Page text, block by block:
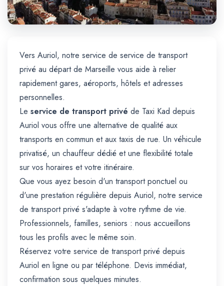
Vers Auriol, notre service de service de transport
privé au départ de Marseille vous aide à relier
rapidement gares, aéroports, hôtels et adresses
personnelles.
Le service de transport privé de Taxi Kad depuis
Auriol vous offre une alternative de qualité aux
transports en commun et aux taxis de rue. Un véhicule
privatisé, un chauffeur dédié et une flexibilité totale
sur vos horaires et votre itinéraire.
Que vous ayez besoin d'un transport ponctuel ou
d'une prestation régulière depuis Auriol, notre service
de transport privé s'adapte à votre rythme de vie.
Professionnels, familles, seniors : nous accueillons
tous les profils avec le même soin.
Réservez votre service de transport privé depuis
Auriol en ligne ou par téléphone. Devis immédiat,
confirmation sous quelques minutes.